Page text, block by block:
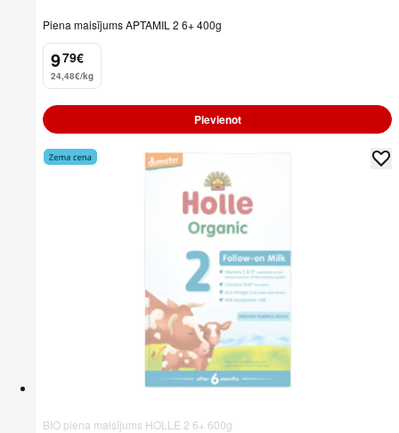
Piena maisījums APTAMIL 2 6+ 400g
9
. 79€
24,48€/kg
Pievienot
BIO piena maisījums HOLLE 2 6+ 600g